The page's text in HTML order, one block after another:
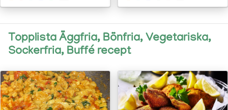
Topplista Äggfria, Bönfria, Vegetariska,
Sockerfria, Buffé recept